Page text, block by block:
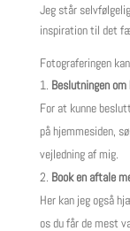
Jeg står
inspiration til det
Fotograferingen
Beslutningen
For at kunne
på hjemmesiden,
vejledning af mig.
Book en aftale
Her kan jeg også
os du får de mest